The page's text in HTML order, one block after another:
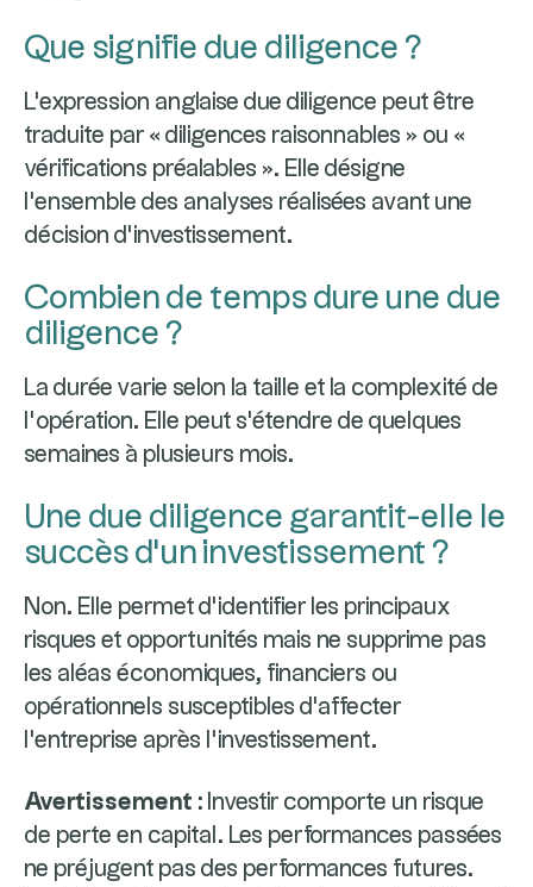
Que signifie due diligence ?
L'expression anglaise due diligence peut être
traduite par « diligences raisonnables » ou «
vérifications préalables ». Elle désigne
l'ensemble des analyses réalisées avant une
décision d'investissement.
Combien de temps dure une due
diligence ?
La durée varie selon la taille et la complexité de
l'opération. Elle peut s'étendre de quelques
semaines à plusieurs mois.
Une due diligence garantit-elle le
succès d'un investissement ?
Non. Elle permet d'identifier les principaux
risques et opportunités mais ne supprime pas
les aléas économiques, financiers ou
opérationnels susceptibles d'affecter
l'entreprise après l'investissement.
Avertissement : Investir comporte un risque
de perte en capital. Les performances passées
ne préjugent pas des performances futures.